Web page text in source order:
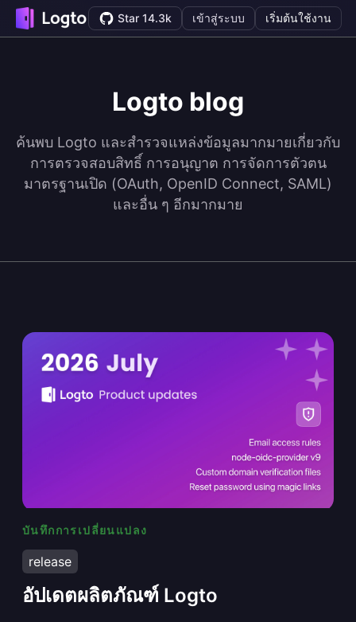
Star 14.3k เข้าสู่ระบบ เริ่มต้นใช้งาน
Logto blog
ค้นพบ Logto และสำรวจแหล่งข้อมูลมากมายเกี่ยวกับ
การตรวจสอบสิทธิ์ การอนุญาต การจัดการตัวตน
มาตรฐานเปิด (OAuth, OpenID Connect, SAML)
และอื่น ๆ อีกมากมาย
บันทึกการเปลี่ยนแปลง
release
อัปเดตผลิตภัณฑ์ Logto
อัปเดตผลิตภัณฑ์ Logto